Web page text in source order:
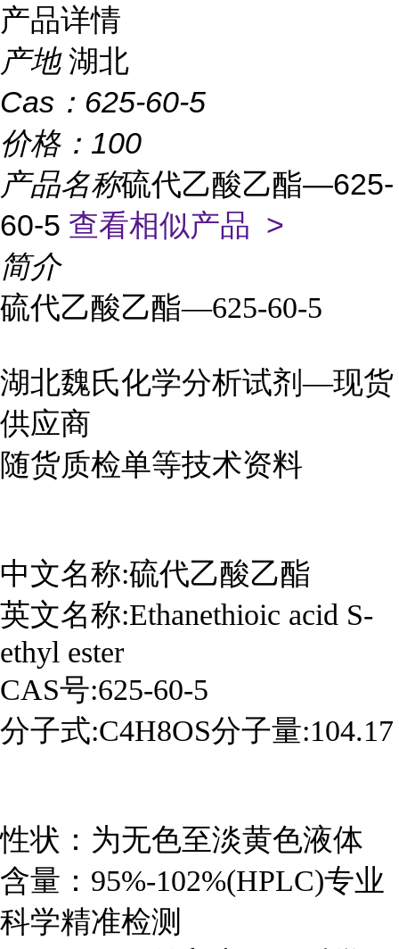
产品详情
产地 湖北
Cas： 625-60-5
价格： 100
产品名称硫代乙酸乙酯—625-
60-5 查看相似产品 >
简介
硫代乙酸乙酯—625-60-5
湖北魏氏化学分析试剂—现货
供应商
随货质检单等技术资料
中文名称:硫代乙酸乙酯
英文名称:Ethanethioic acid S-
ethyl ester
CAS号:625-60-5
分子式:C4H8OS分子量:104.17
性状：为无色至淡黄色液体
含量：95%-102%(HPLC)专业
科学精准检测